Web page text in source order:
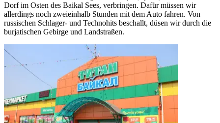
Dorf im Osten des Baikal Sees, verbringen. Dafür müssen wir
allerdings noch zweieinhalb Stunden mit dem Auto fahren. Von
russischen Schlager- und Technohits beschallt, düsen wir durch die
burjatischen Gebirge und Landstraßen.